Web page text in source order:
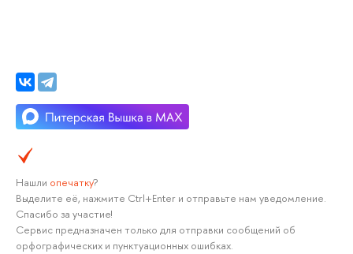
Нашли опечатку?
Выделите её, нажмите Ctrl+Enter и отправьте нам уведомление.
Спасибо за участие!
Сервис предназначен только для отправки сообщений об
орфографических и пунктуационных ошибках.